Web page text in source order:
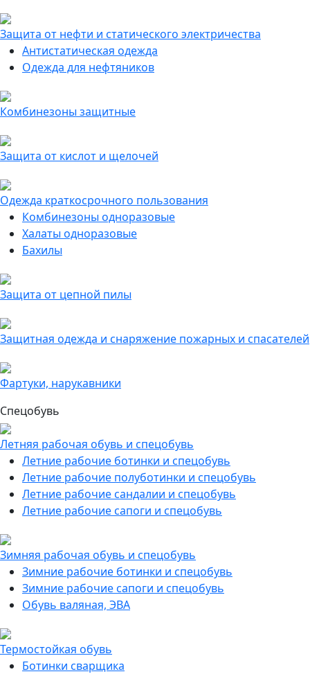
Защита от нефти и статического электричества
Антистатическая одежда
Одежда для нефтяников
Комбинезоны защитные
Защита от кислот и щелочей
Одежда краткосрочного пользования
Комбинезоны одноразовые
Халаты одноразовые
Бахилы
Защита от цепной пилы
Защитная одежда и снаряжение пожарных и спасателей
Фартуки, нарукавники
Спецобувь
Летняя рабочая обувь и спецобувь
Летние рабочие ботинки и спецобувь
Летние рабочие полуботинки и спецобувь
Летние рабочие сандалии и спецобувь
Летние рабочие сапоги и спецобувь
Зимняя рабочая обувь и спецобувь
Зимние рабочие ботинки и спецобувь
Зимние рабочие сапоги и спецобувь
Обувь валяная, ЭВА
Термостойкая обувь
Ботинки сварщика